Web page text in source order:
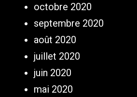
octobre 2020
septembre 2020
août 2020
juillet 2020
juin 2020
mai 2020